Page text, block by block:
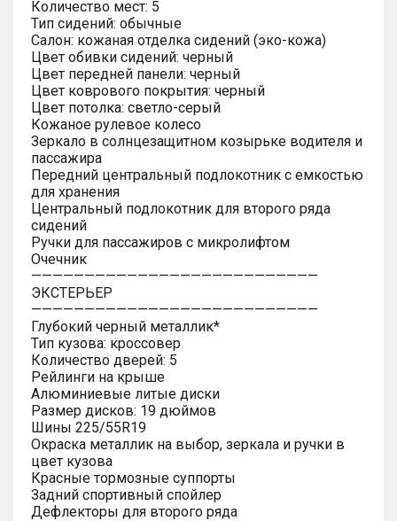
Количество мест: 5
Тип сидений: обычные
Салон: кожаная отделка сидений (эко-кожа)
Цвет обивки сидений: черный
Цвет передней панели: черный
Цвет коврового покрытия: черный
Цвет потолка: светло-серый
Кожаное рулевое колесо
Зеркало в солнцезащитном козырьке водителя и
пассажира
Передний центральный подлокотник с емкостью
для хранения
Центральный подлокотник для второго ряда
сидений
Ручки для пассажиров с микролифтом
Очечник
———————————————————————————
ЭКСТЕРЬЕР
———————————————————————————
Глубокий черный металлик*
Тип кузова: кроссовер
Количество дверей: 5
Рейлинги на крыше
Алюминиевые литые диски
Размер дисков: 19 дюймов
Шины 225/55R19
Окраска металлик на выбор, зеркала и ручки в
цвет кузова
Красные тормозные суппорты
Задний спортивный спойлер
Дефлекторы для второго ряда